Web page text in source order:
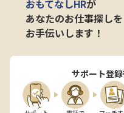
おもてなしHRが
あなたのお仕事探しを
お手伝いします！
サポート登